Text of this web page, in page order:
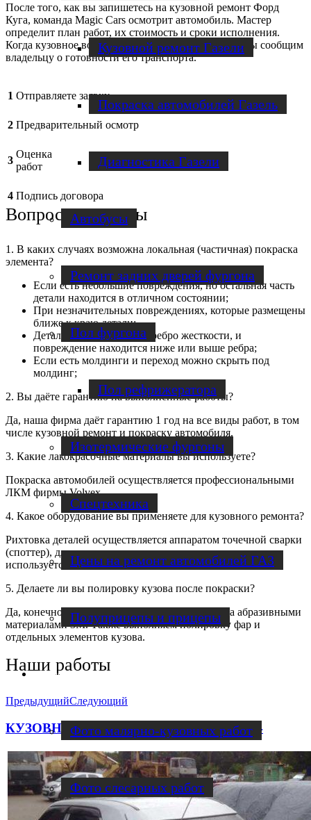
Кузовной ремонт Газели
Покраска автомобилей Газель
Диагностика Газели
Автобусы
Ремонт задних дверей фургона
Пол фургона
Пол рефрижератора
Изотермические фургоны
Спецтехника
Цены на ремонт автомобилей ГАЗ
Полуприцепы и прицепы
Наши работы
Фото малярно-кузовных работ
Фото слесарных работ
После того, как вы запишетесь на кузовной ремонт Форд
Куга, команда Magic Cars осмотрит автомобиль. Мастер
определит план работ, их стоимость и сроки исполнения.
Когда кузовное восстановление будет завершено, мы сообщим
владельцу о готовности его транспорта.
1 Отправляете заявку
2 Предварительный осмотр
3
Оценка
работ
4 Подпись договора
Вопросы и ответы
1. В каких случаях возможна локальная (частичная) покраска
элемента?
Если есть небольшие повреждения, но остальная часть
детали находится в отличном состоянии;
При незначительных повреждениях, которые размещены
ближе к краю детали;
Детали, на которых есть ребро жесткости, и
повреждение находится ниже или выше ребра;
Если есть молдинги и переход можно скрыть под
молдинг;
2. Вы даёте гарантию на выполненные работы?
Да, наша фирма даёт гарантию 1 год на все виды работ, в том
числе кузовной ремонт и покраску автомобиля.
3. Какие лакокрасочные материалы вы используете?
Покраска автомобилей осуществляется профессиональными
ЛКМ фирмы Volvex.
4. Какое оборудование вы применяете для кузовного ремонта?
Рихтовка деталей осуществляется аппаратом точечной сварки
(споттер), для восстановления силовых элементов кузова
используется стапель.
5. Делаете ли вы полировку кузова после покраски?
Да, конечно. Осуществляется полная полировка абразивными
материалами 3М. Также выполняем полировку фар и
отдельных элементов кузова.
Наши работы
ПредыдущийСледующий
КУЗОВНОЙ РЕМОНТ MERCEDES W124